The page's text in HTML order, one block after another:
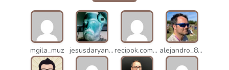
mgila_muz jesusdaryanani_mko recipok.com_n5u alejandro_8931